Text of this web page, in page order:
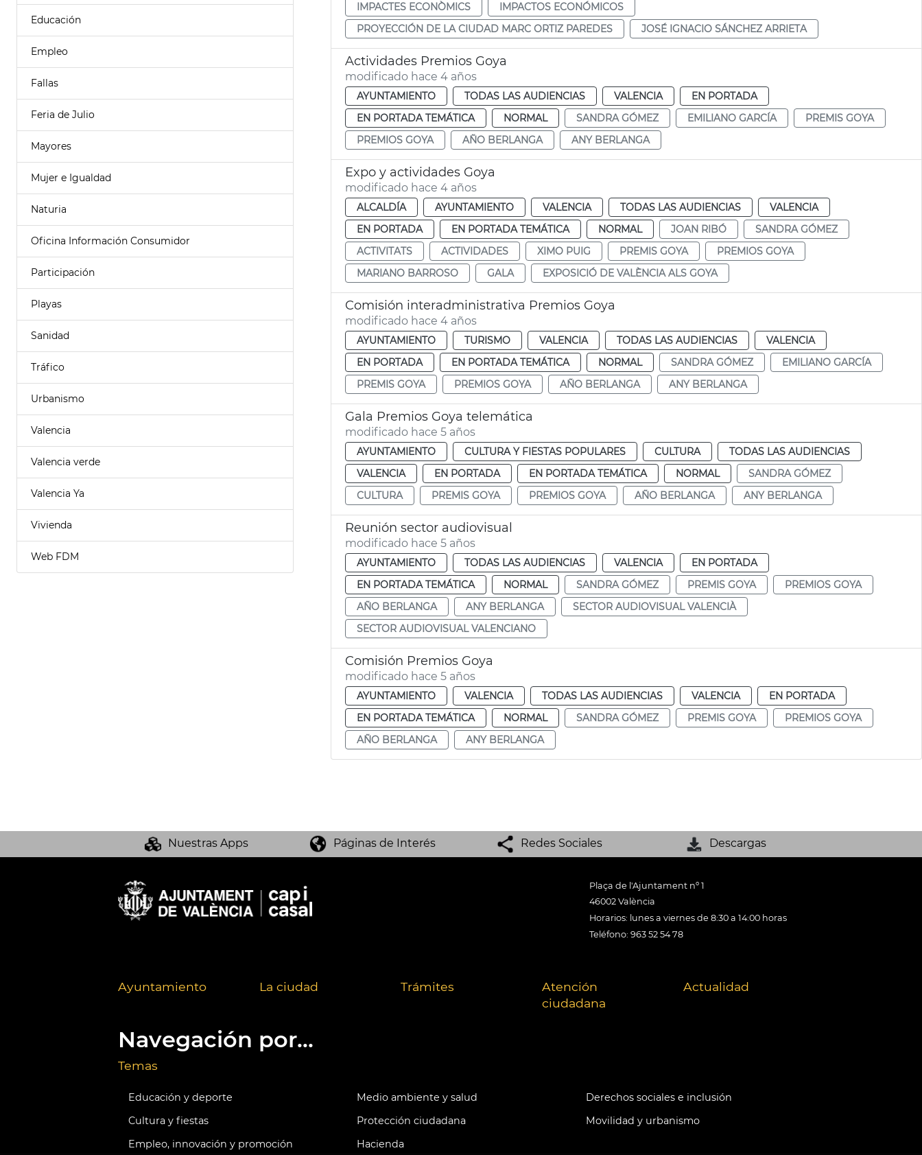
Educación
Empleo
Fallas
Feria de Julio
Mayores
Mujer e Igualdad
Naturia
Oficina Información Consumidor
Participación
Playas
Sanidad
Tráfico
Urbanismo
Valencia
Valencia verde
Valencia Ya
Vivienda
Web FDM
IMPACTES ECONÒMICS
IMPACTOS ECONÓMICOS
PROYECCIÓN DE LA CIUDAD MARC ORTIZ PAREDES
JOSÉ IGNACIO SÁNCHEZ ARRIETA
Actividades Premios Goya
modificado hace 4 años
AYUNTAMIENTO TODAS LAS AUDIENCIAS VALENCIA
EN PORTADA
EN PORTADA TEMÁTICA
NORMAL SANDRA GÓMEZ EMILIANO GARCÍA
PREMIS GOYA
PREMIOS GOYA
AÑO BERLANGA ANY BERLANGA
Expo y actividades Goya
modificado hace 4 años
ALCALDÍA AYUNTAMIENTO VALENCIA TODAS LAS AUDIENCIAS
VALENCIA
EN PORTADA
EN PORTADA TEMÁTICA NORMAL JOAN RIBÓ
SANDRA GÓMEZ
ACTIVITATS
ACTIVIDADES XIMO PUIG PREMIS GOYA
PREMIOS GOYA
MARIANO BARROSO
GALA EXPOSICIÓ DE VALÈNCIA ALS GOYA
Comisión interadministrativa Premios Goya
modificado hace 4 años
AYUNTAMIENTO TURISMO VALENCIA TODAS LAS AUDIENCIAS
VALENCIA
EN PORTADA
EN PORTADA TEMÁTICA NORMAL SANDRA GÓMEZ
EMILIANO GARCÍA
PREMIS GOYA
PREMIOS GOYA AÑO BERLANGA ANY BERLANGA
Gala Premios Goya telemática
modificado hace 5 años
AYUNTAMIENTO CULTURA Y FIESTAS POPULARES CULTURA
TODAS LAS AUDIENCIAS
VALENCIA
EN PORTADA EN PORTADA TEMÁTICA NORMAL
SANDRA GÓMEZ
CULTURA
PREMIS GOYA PREMIOS GOYA AÑO BERLANGA ANY BERLANGA
Reunión sector audiovisual
modificado hace 5 años
AYUNTAMIENTO TODAS LAS AUDIENCIAS VALENCIA
EN PORTADA
EN PORTADA TEMÁTICA
NORMAL SANDRA GÓMEZ PREMIS GOYA
PREMIOS GOYA
AÑO BERLANGA
ANY BERLANGA
SECTOR AUDIOVISUAL VALENCIÀ
SECTOR AUDIOVISUAL VALENCIANO
Comisión Premios Goya
modificado hace 5 años
AYUNTAMIENTO VALENCIA TODAS LAS AUDIENCIAS VALENCIA
EN PORTADA
EN PORTADA TEMÁTICA
NORMAL SANDRA GÓMEZ PREMIS GOYA
PREMIOS GOYA
AÑO BERLANGA
ANY BERLANGA
Nuestras Apps Páginas de Interés Redes Sociales Descargas
Plaça de l'Ajuntament nº 1
46002 València
Horarios: lunes a viernes de 8:30 a 14:00 horas
Teléfono: 963 52 54 78
Ayuntamiento La ciudad Trámites
Atención
ciudadana
Actualidad
Navegación por...
Temas
Educación y deporte Medio ambiente y salud
Derechos sociales e inclusión
Cultura y fiestas
Protección ciudadana
Movilidad y urbanismo
Empleo, innovación y promoción
Hacienda